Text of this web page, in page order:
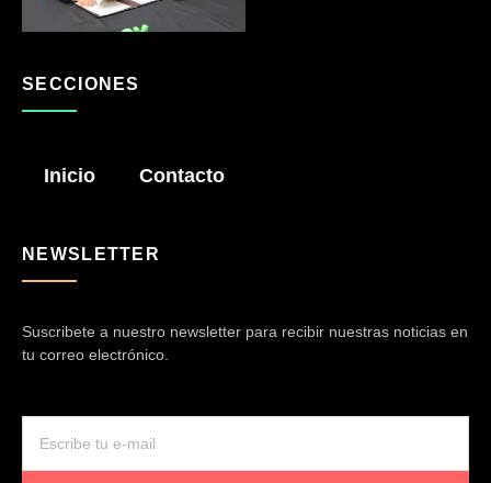
SECCIONES
Inicio Contacto
NEWSLETTER
Suscribete a nuestro newsletter para recibir nuestras noticias en
tu correo electrónico.